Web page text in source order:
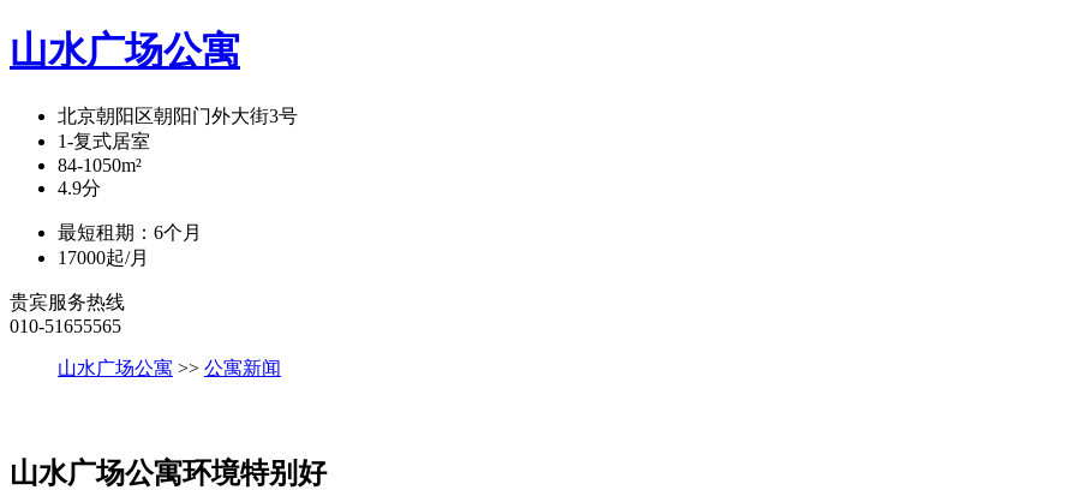
山水广场公寓
北京朝阳区朝阳门外大街3号
1-复式居室
84-1050m²
4.9分
最短租期： 6个月
17000起/月
贵宾服务热线
010-51655565
山水广场公寓 >> 公寓新闻
山水广场公寓环境特别好